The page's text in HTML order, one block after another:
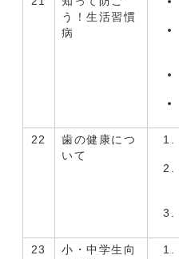
う！生活習慣
病
22
歯の健康につ
いて
23
小・中学生向